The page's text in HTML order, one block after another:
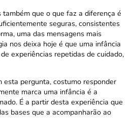
que o que faz a diferença é
seguras, consistentes
uma das mensagens mais
nos deixa hoje é que uma infância
experiências repetidas de cuidado,
esta pergunta, costumo responder
marca uma infância é a
É a partir desta experiência que
bases que a acompanharão ao